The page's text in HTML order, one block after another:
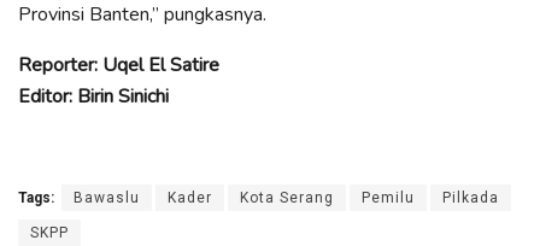
Provinsi Banten,” pungkasnya.
Reporter: Uqel El Satire
Editor: Birin Sinichi
Tags: Bawaslu Kader Kota Serang Pemilu Pilkada
SKPP